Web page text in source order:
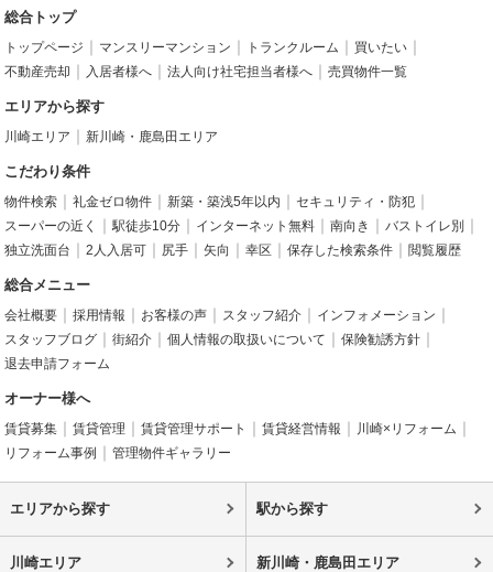
総合トップ
トップページ マンスリーマンション トランクルーム
買いたい
不動産売却
入居者様へ 法人向け社宅担当者様へ 売買物件一覧
エリアから探す
川崎エリア 新川崎・鹿島田エリア
こだわり条件
物件検索 礼金ゼロ物件 新築・築浅5年以内
セキュリティ・防犯
スーパーの近く
駅徒歩10分 インターネット無料 南向き
バストイレ別
独立洗面台
2人入居可 尻手 矢向 幸区 保存した検索条件 閲覧履歴
総合メニュー
会社概要 採用情報 お客様の声 スタッフ紹介
インフォメーション
スタッフブログ
街紹介 個人情報の取扱いについて
保険勧誘方針
退去申請フォーム
オーナー様へ
賃貸募集 賃貸管理 賃貸管理サポート 賃貸経営情報
川崎×リフォーム
リフォーム事例
管理物件ギャラリー
エリアから探す 駅から探す
川崎エリア 新川崎・鹿島田エリア